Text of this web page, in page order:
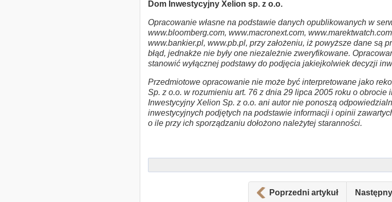
Dom Inwestycyjny Xelion sp. z o.o.
Opracowanie własne na podstawie danych opublikowanych w
www.bloomberg.com, www.macronext.com,
www.bankier.pl, www.pb.pl, przy założeniu, iż powyższe dane są
błąd, jednakże nie były one niezależnie zweryfikowane.
stanowić wyłącznej podstawy do podjęcia jakiejkolwiek decyzji
Przedmiotowe opracowanie nie może być interpretowane jako
Sp. z o.o. w rozumieniu art. 76 z dnia 29 lipca 2005 roku o obrocie
Inwestycyjny Xelion Sp. z o.o. ani autor nie ponoszą
inwestycyjnych podjętych na podstawie informacji i opinii
o ile przy ich sporządzaniu dołożono należytej staranności.
Poprzedni artykuł